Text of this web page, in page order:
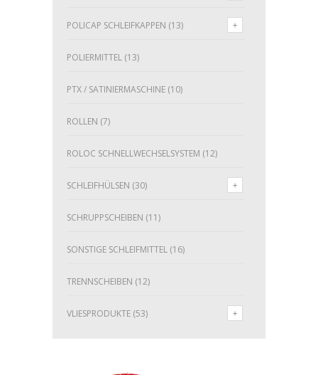
POLICAP SCHLEIFKAPPEN (13)
POLIERMITTEL (13)
PTX / SATINIERMASCHINE (10)
ROLLEN (7)
ROLOC SCHNELLWECHSELSYSTEM (12)
SCHLEIFHÜLSEN (30)
SCHRUPPSCHEIBEN (11)
SONSTIGE SCHLEIFMITTEL (16)
TRENNSCHEIBEN (12)
VLIESPRODUKTE (53)